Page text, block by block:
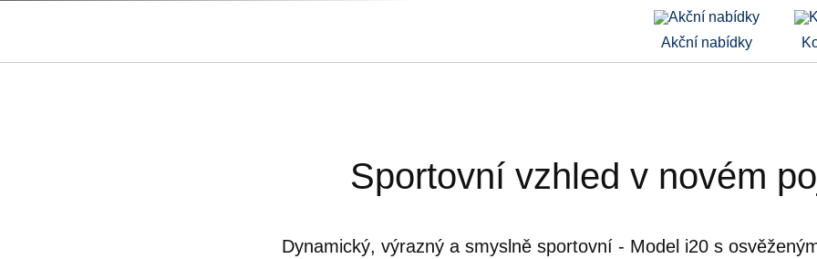
Akční nabídky
Sportovní vzhled v novém
Dynamický, výrazný a smyslně sportovní - Model i20 s